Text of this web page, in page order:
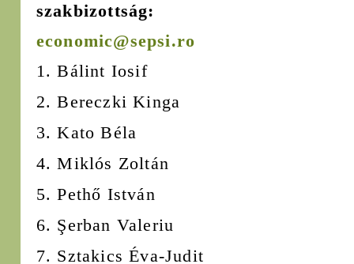
szakbizottság:
economic@sepsi.ro
1. Bálint Iosif
2. Bereczki Kinga
3. Kato Béla
4. Miklós Zoltán
5. Pethő István
6. Şerban Valeriu
7. Sztakics Éva-Judit